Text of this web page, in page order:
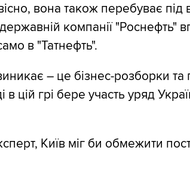
вона також перебуває під
компанії "Роснефть"
в "Татнефть".
– це бізнес-розборки та
в цій грі бере участь уряд
Київ міг би обмежити